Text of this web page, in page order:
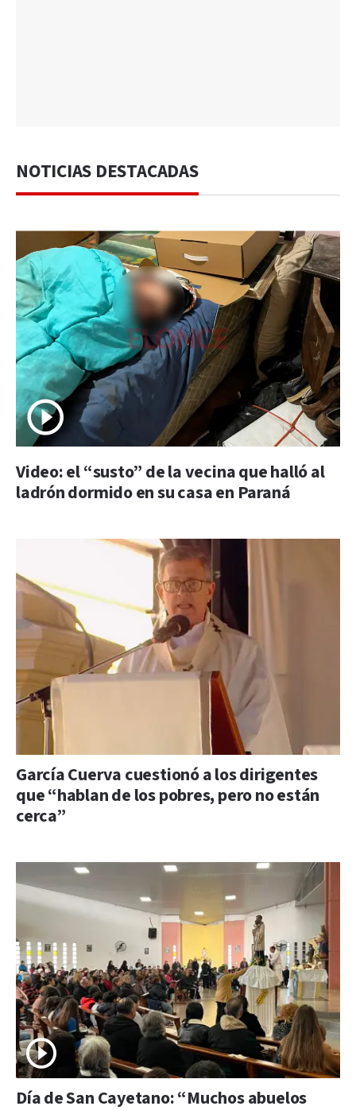
NOTICIAS DESTACADAS
Video: el “susto” de la vecina que halló al
ladrón dormido en su casa en Paraná
García Cuerva cuestionó a los dirigentes
que “hablan de los pobres, pero no están
cerca”
Día de San Cayetano: “Muchos abuelos